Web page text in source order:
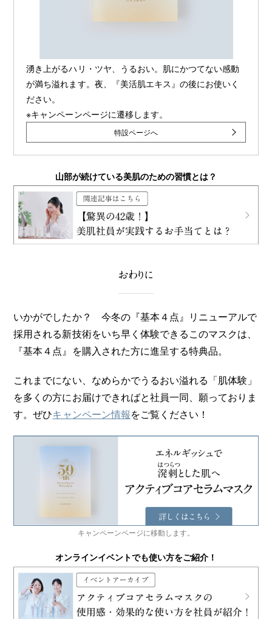
湧き上がるハリ・ツヤ、うるおい。肌にかつてない感動
が満ち溢れます。夜、『美活肌エキス』の後にお使いく
ださい。
※キャンペーンページに遷移します。
特設ページへ
山部が続けている美肌のための習慣とは？
おわりに
いかがでしたか？ 今冬の『基本４点』リニューアルで
採用される新技術をいち早く体験できるこのマスクは、
『基本４点』を購入された方に進呈する特典品。
これまでにない、なめらかでうるおい溢れる「肌体験」
を多くの方にお届けできればと社員一同、願っておりま
す。ぜひキャンペーン情報をご覧ください！
キャンペーンページに移動します。
オンラインイベントでも使い方をご紹介！